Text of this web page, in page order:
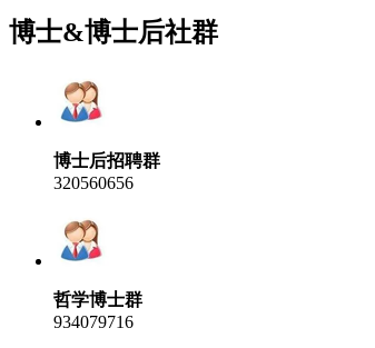
博士&博士后社群
博士后招聘群
320560656
哲学博士群
934079716